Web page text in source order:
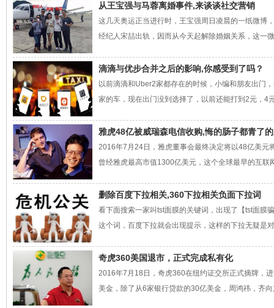
从王宝强与马蓉离婚事件,来谈谈社交营销
这几天奥运正当进行时，王宝强周日凌晨的一纸微博
经纪人宋喆出轨，因而从今天起解除婚姻关系，这一
滴滴与优步合并之后的影响,你感受到了吗？
以前滴滴和Uber2家都存在的时候，小编和朋友出门
家的车，现在出门没到选择了，以前还能打到2元，4
雅虎48亿被威瑞森电信收购,悔的肠子都青了
2016年7月24日，雅虎董事会最终决定将以48亿美元
曾经雅虎最高市值1300亿美元，这个全球最早的互联
删除百度下拉相关,360下拉相关负面下拉词
看下面搜索一家叫tst面膜的关键词，出现了【tst面膜
这个词，百度下拉就会出现提示，这样的下拉无疑是
奇虎360美国退市，正式完成私有化
2016年7月18日，奇虎360在纽约证交所正式摘牌，
美金，除了从6家银行贷款的30亿美金，周鸿祎，齐